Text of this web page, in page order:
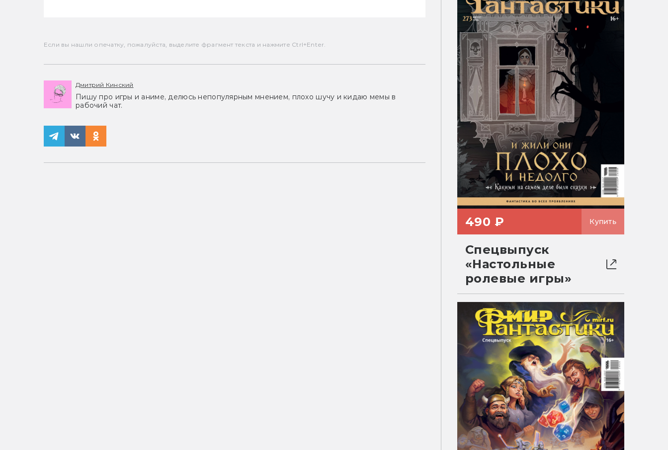
Если вы нашли опечатку, пожалуйста, выделите фрагмент текста и нажмите Ctrl+Enter.
Дмитрий Кинский
Пишу про игры и аниме, делюсь непопулярным мнением, плохо шучу и кидаю мемы в
рабочий чат.
490 ₽ Купить
Спецвыпуск
«Настольные
ролевые игры»